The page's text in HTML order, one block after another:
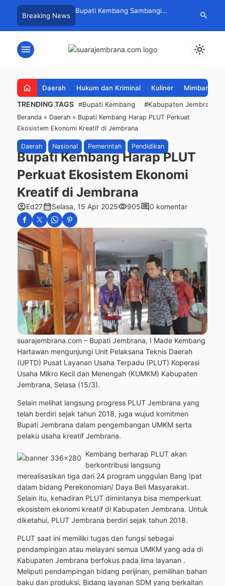
Breaking News
PKK Provinsi Bali di
Omzet Ratusan
Bupati Kembang Sambangi
Bantuan Disalurkan untuk
Tim
Perairan
search
menu light_mode
home Daerah Hukum dan Kriminal Kuliner Mimbar
TRENDING TAGS #Bupati Kembang #Kabupaten Jembrana
Beranda » Daerah » Bupati Kembang Harap PLUT Perkuat
Ekosistem Ekonomi Kreatif di Jembrana
Daerah Nasional Pemerintah Pendidikan
Bupati Kembang Harap PLUT
Perkuat Ekosistem Ekonomi
Kreatif di Jembrana
account_circleEd27calendar_monthSelasa, 15 Apr 2025visibility905comment0 komentar
suarajembrana.com – Bupati Jembrana, I Made Kembang
Hartawan mengunjungi Unit Pelaksana Teknis Daerah
(UPTD) Pusat Layanan Usaha Terpadu (PLUT) Koperasi
Usaha Mikro Kecil dan Menengah (KUMKM) Kabupaten
Jembrana, Selasa (15/3).
Selain melihat langsung progress PLUT Jembrana yang
telah berdiri sejak tahun 2018, juga wujud komitmen
Bupati Jembrana dalam pengembangan UMKM serta
pelaku usaha kreatif Jembrana.
Kembang berharap PLUT akan
berkontribusi langsung
merealisasikan tiga dari 24 program unggulan Bang Ipat
dalam bidang Perekonomian/ Daya Beli Masyarakat.
Selain itu, kehadiran PLUT dimintanya bisa memperkuat
ekosistem ekonomi kreatif di Kabupaten Jembrana. Untuk
diketahui, PLUT Jembrana berdiri sejak tahun 2018.
PLUT saat ini memiliki tugas dan fungsi sebagai
pendampingan atau melayani semua UMKM yang ada di
Kabupaten Jembrana berfokus pada lima layanan .
Meliputi pendampingan bidang perijinan, pemilihan bahan
baku dan produksi, Bidang layanan SDM yang berkaitan